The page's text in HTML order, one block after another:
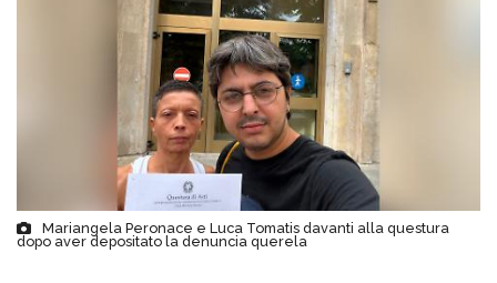
Mariangela Peronace e Luca Tomatis davanti alla questura
dopo aver depositato la denuncia querela